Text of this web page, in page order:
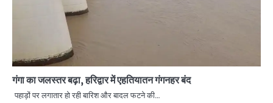
गंगा का जलस्तर बढ़ा, हरिद्वार में एहतियातन गंगनहर बंद
पहाड़ों पर लगातार हो रही बारिश और बादल फटने की…